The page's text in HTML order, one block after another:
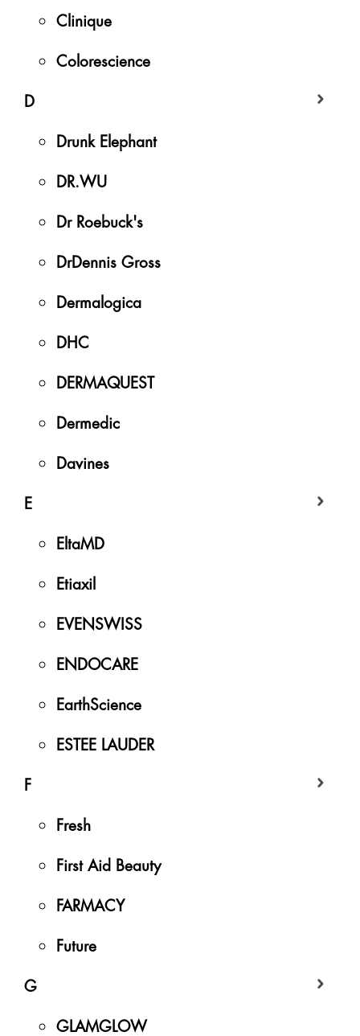
Clinique
Colorescience
D
Drunk Elephant
DR.WU
Dr Roebuck's
DrDennis Gross
Dermalogica
DHC
DERMAQUEST
Dermedic
Davines
E
EltaMD
Etiaxil
EVENSWISS
ENDOCARE
EarthScience
ESTEE LAUDER
F
Fresh
First Aid Beauty
FARMACY
Future
G
GLAMGLOW